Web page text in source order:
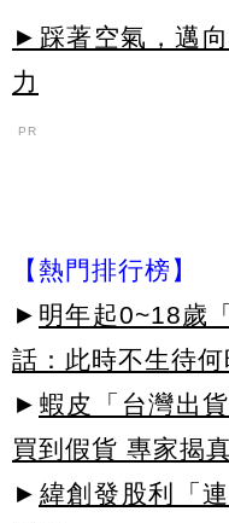
►踩著空氣，邁
力
PR
【熱門排行榜】
► 明年起0~18歲
話：此時不生待何
► 蝦皮「台灣出
買到假貨 專家揭
► 緯創發股利「